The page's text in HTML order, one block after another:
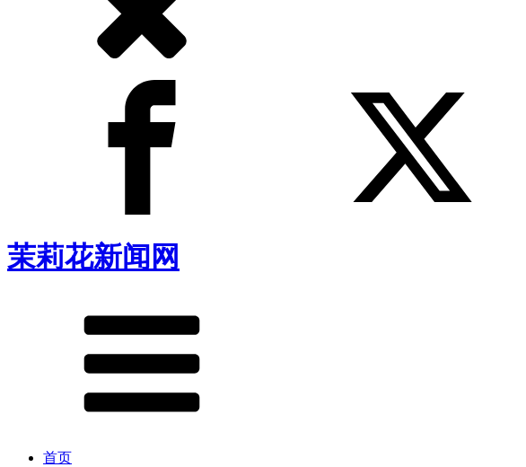
茉莉花新闻网
首页